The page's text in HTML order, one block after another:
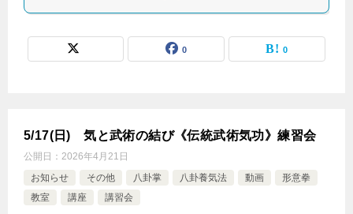
0 0
5/17(日) 気と武術の結び《伝統武術気功》練習会
公開日： 2026年4月21日
お知らせ
その他 八卦掌 八卦養気法 動画
形意拳
教室
講座 講習会